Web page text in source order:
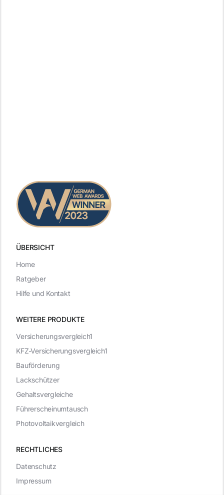
ÜBERSICHT
WEITERE PRODUKTE
RECHTLICHES
Datenschutz
Impressum
Versicherungsvergleich1
KFZ-Versicherungsvergleich1
Bauförderung
Lackschützer
Gehaltsvergleiche
Führerscheinumtausch
Photovoltaikvergleich
Home
Ratgeber
Hilfe und Kontakt